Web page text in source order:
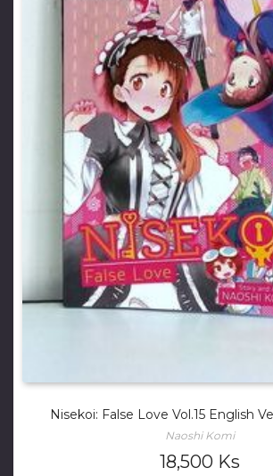
Nisekoi: False Love Vol.15 English
Naoshi Komi
18,500 Ks